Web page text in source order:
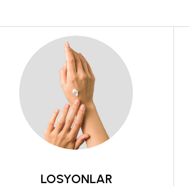
LOSYONLAR